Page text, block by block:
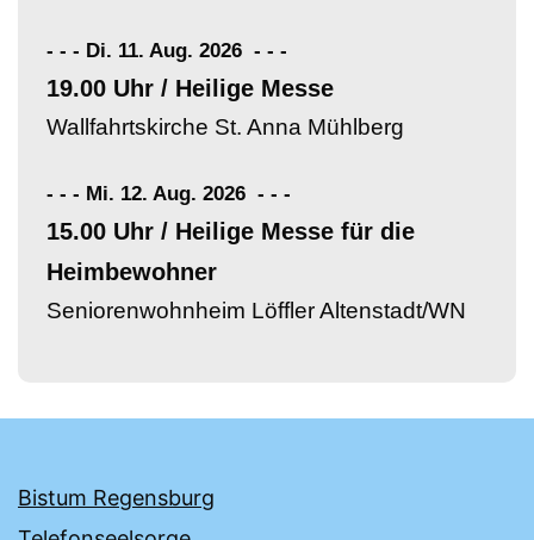
- - - Di. 11. Aug. 2026 - - -
19.00 Uhr / Heilige Messe
Wallfahrtskirche St. Anna Mühlberg
- - - Mi. 12. Aug. 2026 - - -
15.00 Uhr / Heilige Messe für die
Heimbewohner
Seniorenwohnheim Löffler Altenstadt/WN
Bistum Regensburg